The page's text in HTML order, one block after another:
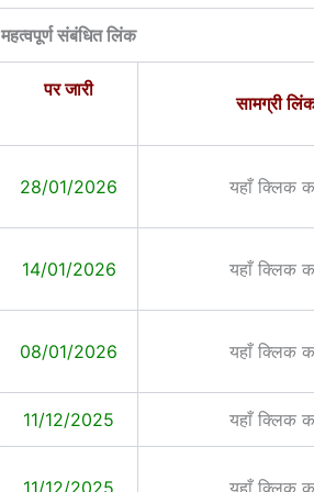
महत्वपूर्ण संबंधित लिंक
पर जारी
सामग्री
28/01/2026 यहाँ क्लिक
14/01/2026 यहाँ क्लिक
08/01/2026 यहाँ क्लिक
11/12/2025 यहाँ क्लिक